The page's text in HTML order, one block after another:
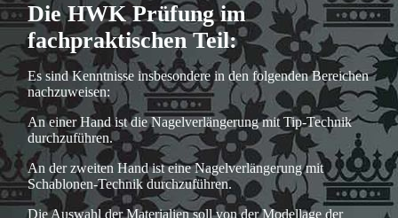
Die HWK Prüfung im
fachpraktischen Teil:
Es sind Kenntnisse insbesondere in den folgenden Bereichen
nachzuweisen:
An einer Hand ist die Nagelverlängerung mit Tip-Technik
durchzuführen.
An der zweiten Hand ist eine Nagelverlängerung mit
Schablonen-Technik durchzuführen.
Die Auswahl der Materialien soll von der Modellage der